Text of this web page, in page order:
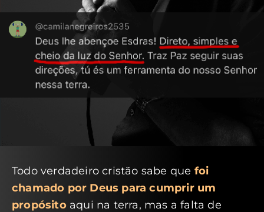
Todo verdadeiro cristão sabe que foi
chamado por Deus para cumprir um
propósitoaqui na terra, mas a falta de